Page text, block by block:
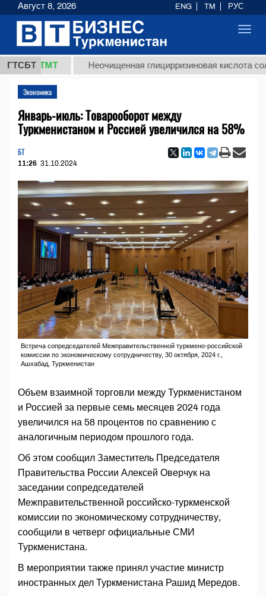
ГТСБТ
ТМТ Неочищенная глицирризиновая кислота
Экономика
Январь-июль: Товарооборот между
Туркменистаном и Россией увеличился на 58%
БТ
11:26 31.10.2024
Встреча сопредседателей Межправительственной туркмено-российской
комиссии по экономическому сотрудничеству, 30 октября, 2024 г.,
Ашхабад, Туркменистан
Объем взаимной торговли между Туркменистаном
и Россией за первые семь месяцев 2024 года
увеличился на 58 процентов по сравнению с
аналогичным периодом прошлого года.
Об этом сообщил Заместитель Председателя
Правительства России Алексей Оверчук на
заседании сопредседателей
Межправительственной российско-туркменской
комиссии по экономическому сотрудничеству,
сообщили в четверг официальные СМИ
Туркменистана.
В мероприятии также принял участие министр
иностранных дел Туркменистана Рашид Мередов.
Август 8, 2026 ENG TM РУС